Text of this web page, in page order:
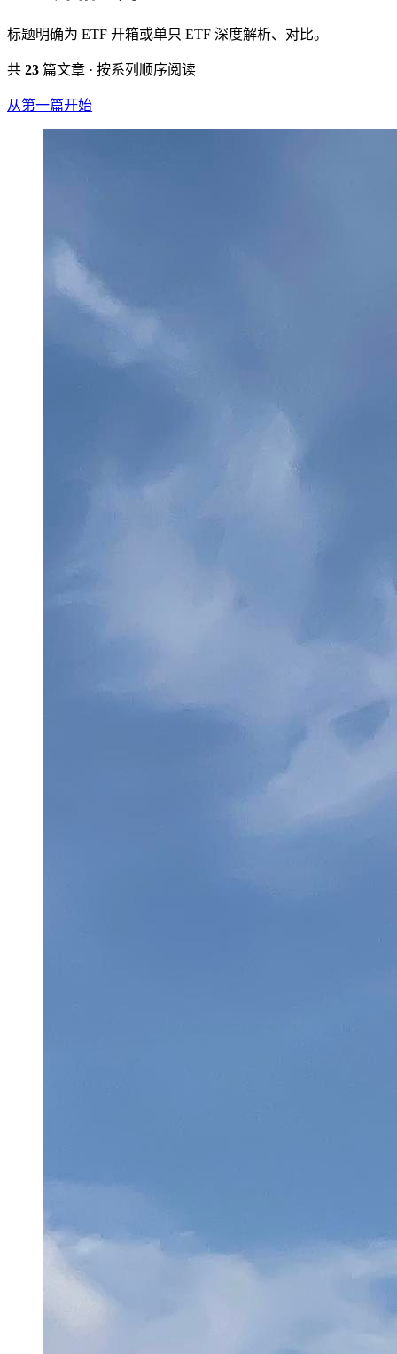
标题明确为 ETF 开箱或单只 ETF 深度解析、对比。
共 23 篇文章 · 按系列顺序阅读
从第一篇开始